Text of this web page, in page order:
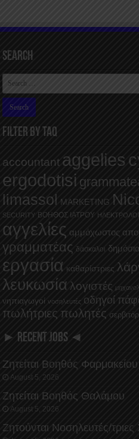
Search
FILTER BY TAQ
accountant aggelies
ergodotisi
limassol MARKETING
SECURITY ΒΟΗΘΟΣ ΙΑΤΡΟΥ
αγγελίες αμμόχωστος
γραμματέας δάσκαλοι
εργασία καθαρίστριες
λευκωσία λογιστές
νηπιαγωγοί νοσηλευτές οδηγοί
πωλήτριες πωλητές
► RECENT JOBS ◄
Ζητείται Βοηθός
August 5, 2026
Ζητείται Βοηθός Θαλάμου
August 5, 2026
Ζητούνται Νοσηλευτές/τριες